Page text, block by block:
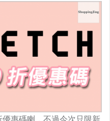
惠碼喇，不過今次只限新